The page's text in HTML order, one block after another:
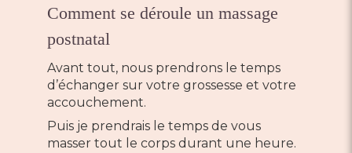
Comment se déroule un massage
postnatal
Avant tout, nous prendrons le temps
d’échanger sur votre grossesse et votre
accouchement.
Puis je prendrais le temps de vous
masser tout le corps durant une heure.